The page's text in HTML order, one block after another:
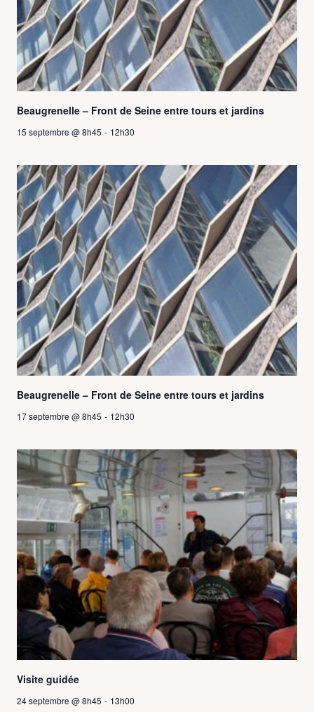
Beaugrenelle – Front de Seine entre tours et jardins
15 septembre @ 8h45 - 12h30
Beaugrenelle – Front de Seine entre tours et jardins
17 septembre @ 8h45 - 12h30
Visite guidée
24 septembre @ 8h45 - 13h00